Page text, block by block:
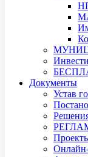
Документы
Устав